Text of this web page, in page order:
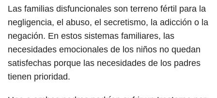
Las familias disfuncionales son terreno fértil para la
negligencia, el abuso, el secretismo, la adicción o la
negación. En estos sistemas familiares, las
necesidades emocionales de los niños no quedan
satisfechas porque las necesidades de los padres
tienen prioridad.